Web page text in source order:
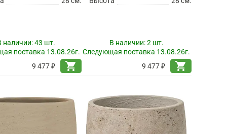
наличии:43 шт.
поставка 13.08.26г.
9 477 ₽
shopping_cart
В наличии:2 шт.
Следующая поставка 13.08.26г.
9 477 ₽
shopping_cart